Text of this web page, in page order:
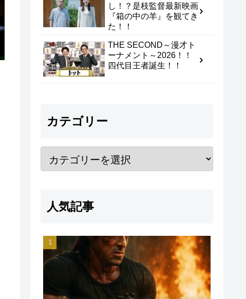
し！？是枝監督最新映画
『箱の中の羊』を観てき
た！！
THE SECOND～漫才ト
ーナメント～2026！！
四代目王者誕生！！
カテゴリー
人気記事